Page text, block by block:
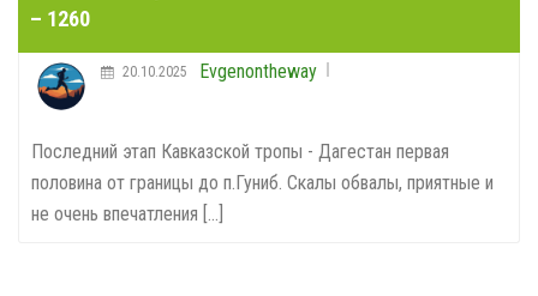
– 1260
Evgenontheway
20.10.2025
Последний этап Кавказской тропы - Дагестан первая
половина от границы до п.Гуниб. Скалы обвалы, приятные и
не очень впечатления [...]